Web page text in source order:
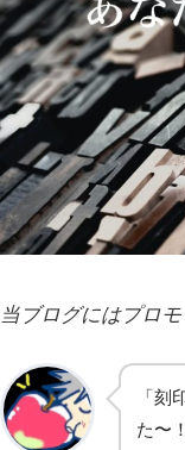
当ブログにはプロ
「刻
た〜